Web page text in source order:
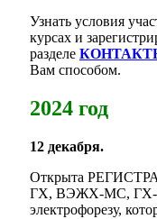
Узнать условия
курсах и
разделе
Вам способом.
2024 год
12 декабря.
Открыта
ГХ, ВЭЖХ-МС, ГХ-
электрофорезу,